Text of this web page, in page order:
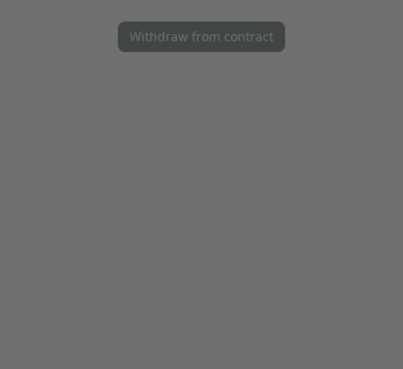
Withdraw from contract